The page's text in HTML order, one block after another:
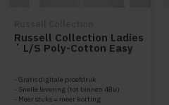
Russell Collection Ladies
´ L/S Poly-Cotton Easy
Gratis digitale proefdruk
Snelle levering (tot binnen 48u)
Meer stuks = meer korting